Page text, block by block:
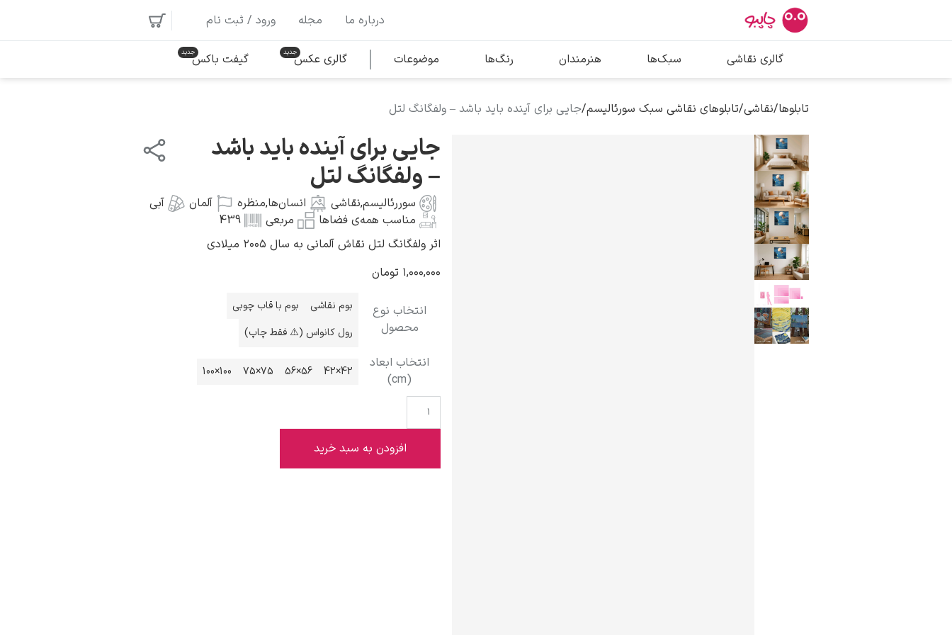
بیشترین جستجوها
پیکاسو
سالوادور دالی
محبوب‌ترین هنرمندان
درباره ما مجله ورود / ثبت نام
گالری نقاشی سبک‌ها هنرمندان رنگ‌ها موضوعات گالری عکس گیفت باکس
تابلوها/نقاشی/تابلوهای نقاشی سبک سورئالیسم/جایی برای آینده باید باشد – ولفگانگ لتل
جایی برای آینده باید باشد
– ولفگانگ لتل
سوررئالیسم,نقاشی انسان‌ها,منظره آلمان
آبی
مناسب همه‌ی فضاها
مربعی
439
اثر ولفگانگ لتل نقاش آلمانی به سال ۲۰۰۵ میلادی
۱,۰۰۰,۰۰۰ تومان
انتخاب نوع
محصول
بوم نقاشی
بوم با قاب چوبی
رول کانواس (⚠️ فقط چاپ)
انتخاب ابعاد
(cm)
42×42
56×56
75×75
100×100
افزودن به سبد خرید